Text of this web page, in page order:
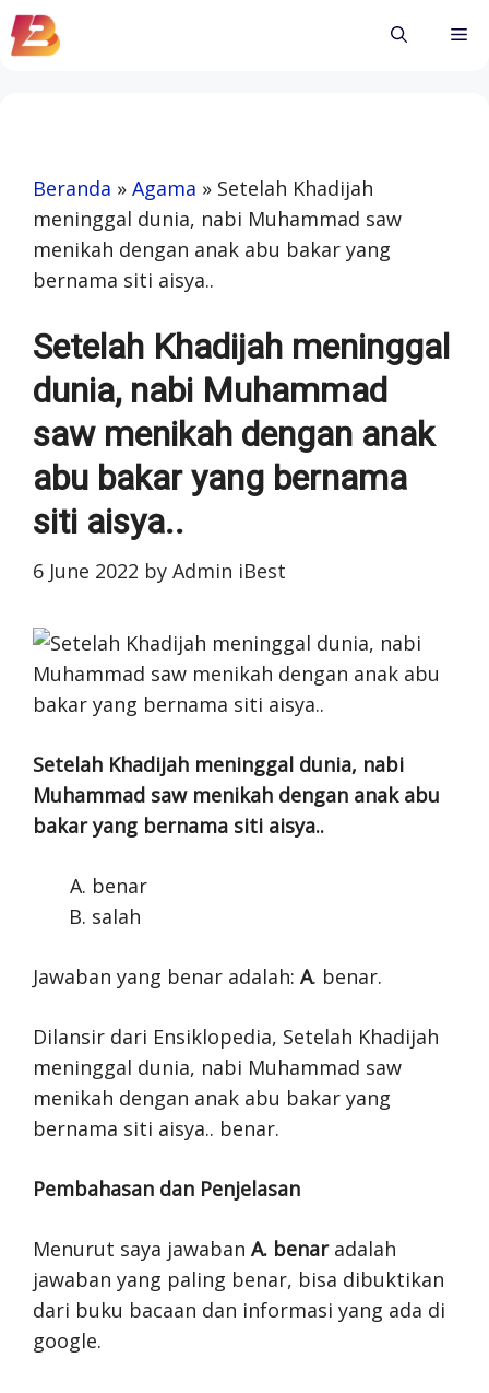
Skip
to
Beranda » Agama » Setelah Khadijah
meninggal dunia, nabi Muhammad saw
menikah dengan anak abu bakar yang
bernama siti aisya..
Setelah Khadijah meninggal
dunia, nabi Muhammad
saw menikah dengan anak
abu bakar yang bernama
siti aisya..
6 June 2022 by Admin iBest
Setelah Khadijah meninggal dunia, nabi
Muhammad saw menikah dengan anak abu
bakar yang bernama siti aisya..
benar
salah
Jawaban yang benar adalah: A. benar.
Dilansir dari Ensiklopedia, Setelah Khadijah
meninggal dunia, nabi Muhammad saw
menikah dengan anak abu bakar yang
bernama siti aisya.. benar.
Pembahasan dan Penjelasan
Menurut saya jawaban A. benaradalah
jawaban yang paling benar, bisa dibuktikan
dari buku bacaan dan informasi yang ada di
google.